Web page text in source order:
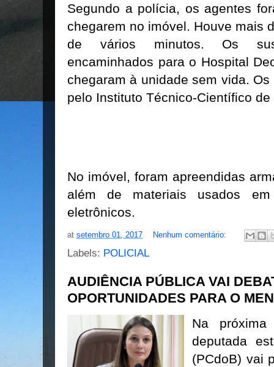
Segundo a polícia, os agentes
chegarem no imóvel. Houve mais
de vários minutos. Os
encaminhados para o Hospital
chegaram à unidade sem vida.
pelo Instituto Técnico-Científico
No imóvel, foram apreendidas
além de materiais usados
eletrônicos.
at setembro 01, 2017 Nenhum comentário:
Labels: POLICIAL
AUDIÊNCIA PÚBLICA VAI
OPORTUNIDADES PARA O
Na
deputada
(PCdoB) vai